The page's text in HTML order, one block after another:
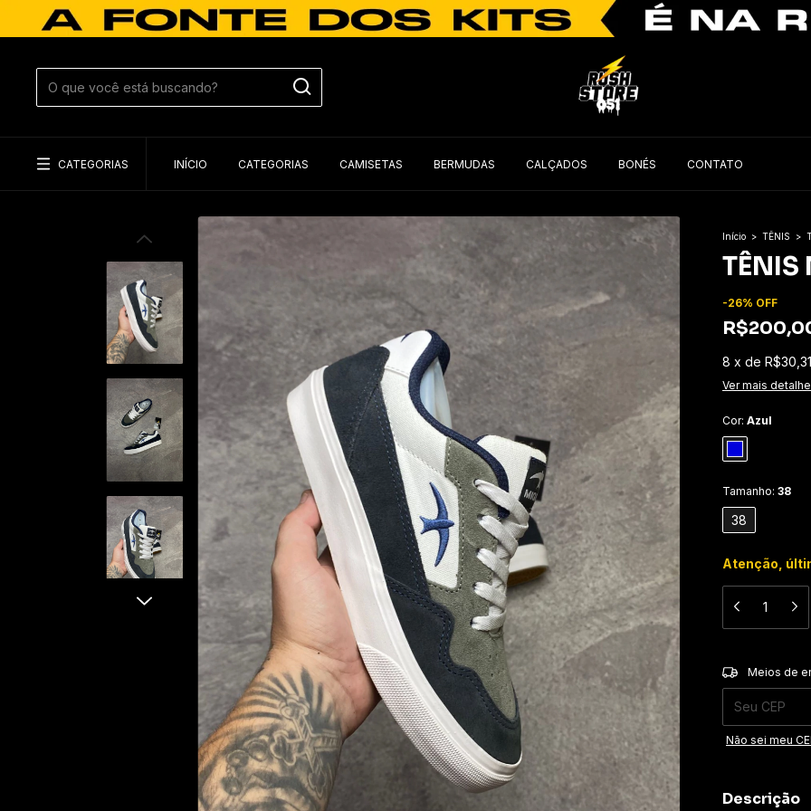
CATEGORIAS INÍCIO CATEGORIAS CAMISETAS BERMUDAS CALÇADOS BONÉS CONTATO
Início > TÊNIS >
TÊNIS
-26% OFF
8 x de R$30,31
Ver mais
Cor: Azul
Tamanho: 38
38
Atenção,
Entregas para o
Meios de
Não sei meu
Descrição